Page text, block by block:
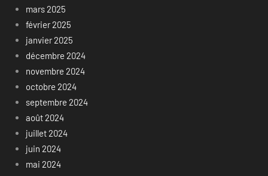
mars 2025
février 2025
janvier 2025
décembre 2024
novembre 2024
octobre 2024
septembre 2024
août 2024
juillet 2024
juin 2024
mai 2024